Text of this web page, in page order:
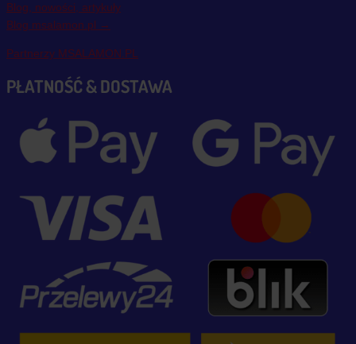
Blog, nowości, artykuły
Blog msalamon.pl →
Partnerzy MSALAMON.PL
PŁATNOŚĆ & DOSTAWA